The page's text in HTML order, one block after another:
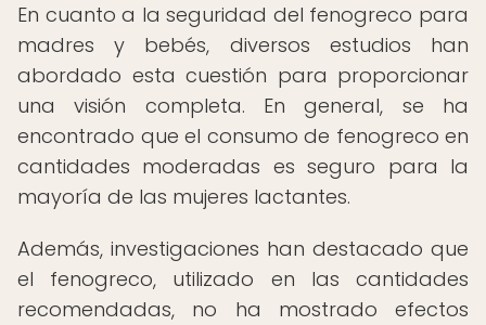
En cuanto a la seguridad del fenogreco para
madres y bebés, diversos estudios han
abordado esta cuestión para proporcionar
una visión completa. En general, se ha
encontrado que el consumo de fenogreco en
cantidades moderadas es seguro para la
mayoría de las mujeres lactantes.
Además, investigaciones han destacado que
el fenogreco, utilizado en las cantidades
recomendadas, no ha mostrado efectos